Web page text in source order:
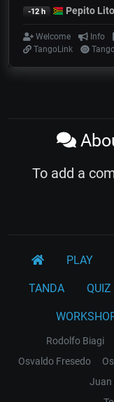
-12 h Pepito Lito
Welcome Info
TangoLink
To add a
PLAY
TANDA QUIZ
Rodolfo Biagi
Osvaldo Fresedo
Juan